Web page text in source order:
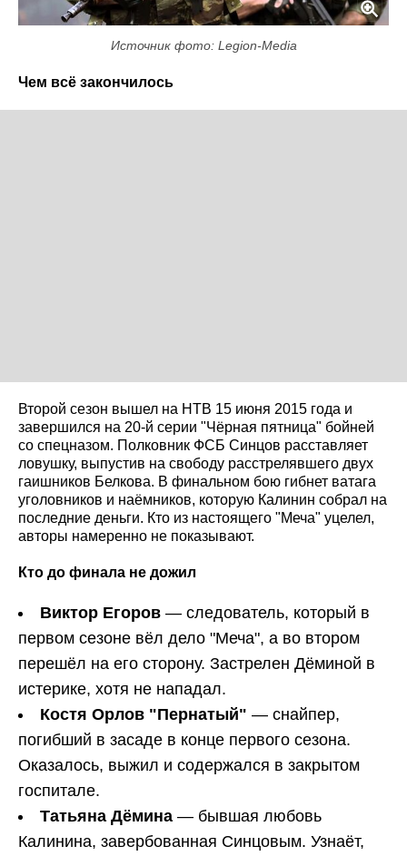
Источник фото: Legion-Media
Чем всё закончилось
Второй сезон вышел на НТВ 15 июня 2015 года и
завершился на 20-й серии "Чёрная пятница" бойней
со спецназом. Полковник ФСБ Синцов расставляет
ловушку, выпустив на свободу расстрелявшего двух
гаишников Белкова. В финальном бою гибнет ватага
уголовников и наёмников, которую Калинин собрал на
последние деньги. Кто из настоящего "Меча" уцелел,
авторы намеренно не показывают.
Кто до финала не дожил
Виктор Егоров — следователь, который в
первом сезоне вёл дело "Меча", а во втором
перешёл на его сторону. Застрелен Дёминой в
истерике, хотя не нападал.
Костя Орлов "Пернатый" — снайпер,
погибший в засаде в конце первого сезона.
Оказалось, выжил и содержался в закрытом
госпитале.
Татьяна Дёмина — бывшая любовь
Калинина, завербованная Синцовым. Узнаёт,